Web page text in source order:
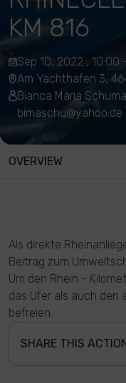
KM 816
Sep 10, 2022 , 10:00
Am Yachthafen 3,
Bianca Maria
bimaschu@yahoo.de
OVERVIEW
Als direkte
Beitrag zum
Um den Rhein -
das Ufer als auch den
befreien.
SHARE THIS